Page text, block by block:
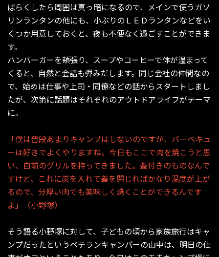
ばらくしたら周囲は真っ暗になるので、メインで使うガソ
リンランタンの他にも、小ぶりのＬＥＤランタンなどをい
くつか用意しておくと、夜も不便なく過ごすことができま
す。
ハンバーガーを頬張り、スープやコーヒーで体が温まって
くると、自然と会話も弾みだします。同じ会社の仲間なの
で、始めは仕事や上司・同僚などの話からスタートしまし
たが、次第に話題はそれぞれのアウトドアライフがテーマ
に。
「僕は普段あまりキャンプはしないのですが、バーベキュ
ーは好きでよくやりますね。今日もここで肉を焼こうと思
い、自前のグリルを持ってきました。蓋付きのものなんで
すけど、これに炭を入れて蓋を閉じればかなり温度が上が
るので、分厚い肉でも美味しく焼くことができるんです
よ」（小野塚）
そう語る小野塚に対して、子どもの頃から家族旅行はキャ
ンプだったというベテランキャンパーの山中は、明日の仕